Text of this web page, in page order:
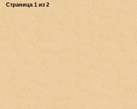
Страница 1 из 2